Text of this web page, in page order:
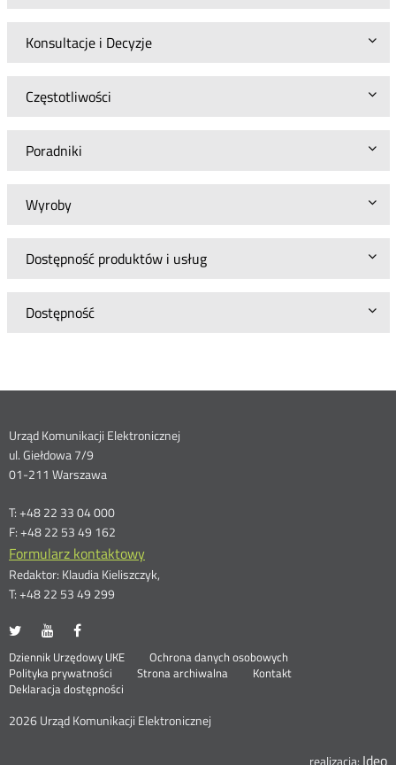
Konsultacje i Decyzje
Częstotliwości
Poradniki
Wyroby
Dostępność produktów i usług
Dostępność
Dane
kontaktowe
Urząd Komunikacji Elektronicznej
ul. Giełdowa 7/9
01-211 Warszawa
T: +48 22 33 04 000
F: +48 22 53 49 162
Formularz kontaktowy
Redaktor: Klaudia Kieliszczyk,
T: +48 22 53 49 299
UKE
portalu
Twitter
Otwórz
nowym
oknie
UKE
portalu
Youtube
Otwórz
nowym
oknie
portalu
Facebook
nowym
oknie
Stopka
menu
Dziennik Urzędowy UKE Otwórz
Ochrona danych osobowych
Polityka prywatności
Otwórz
w
oknie
Strona archiwalna
Kontakt
Deklaracja dostępności
2026 Urząd Komunikacji Elektronicznej
realizacja: Ideo